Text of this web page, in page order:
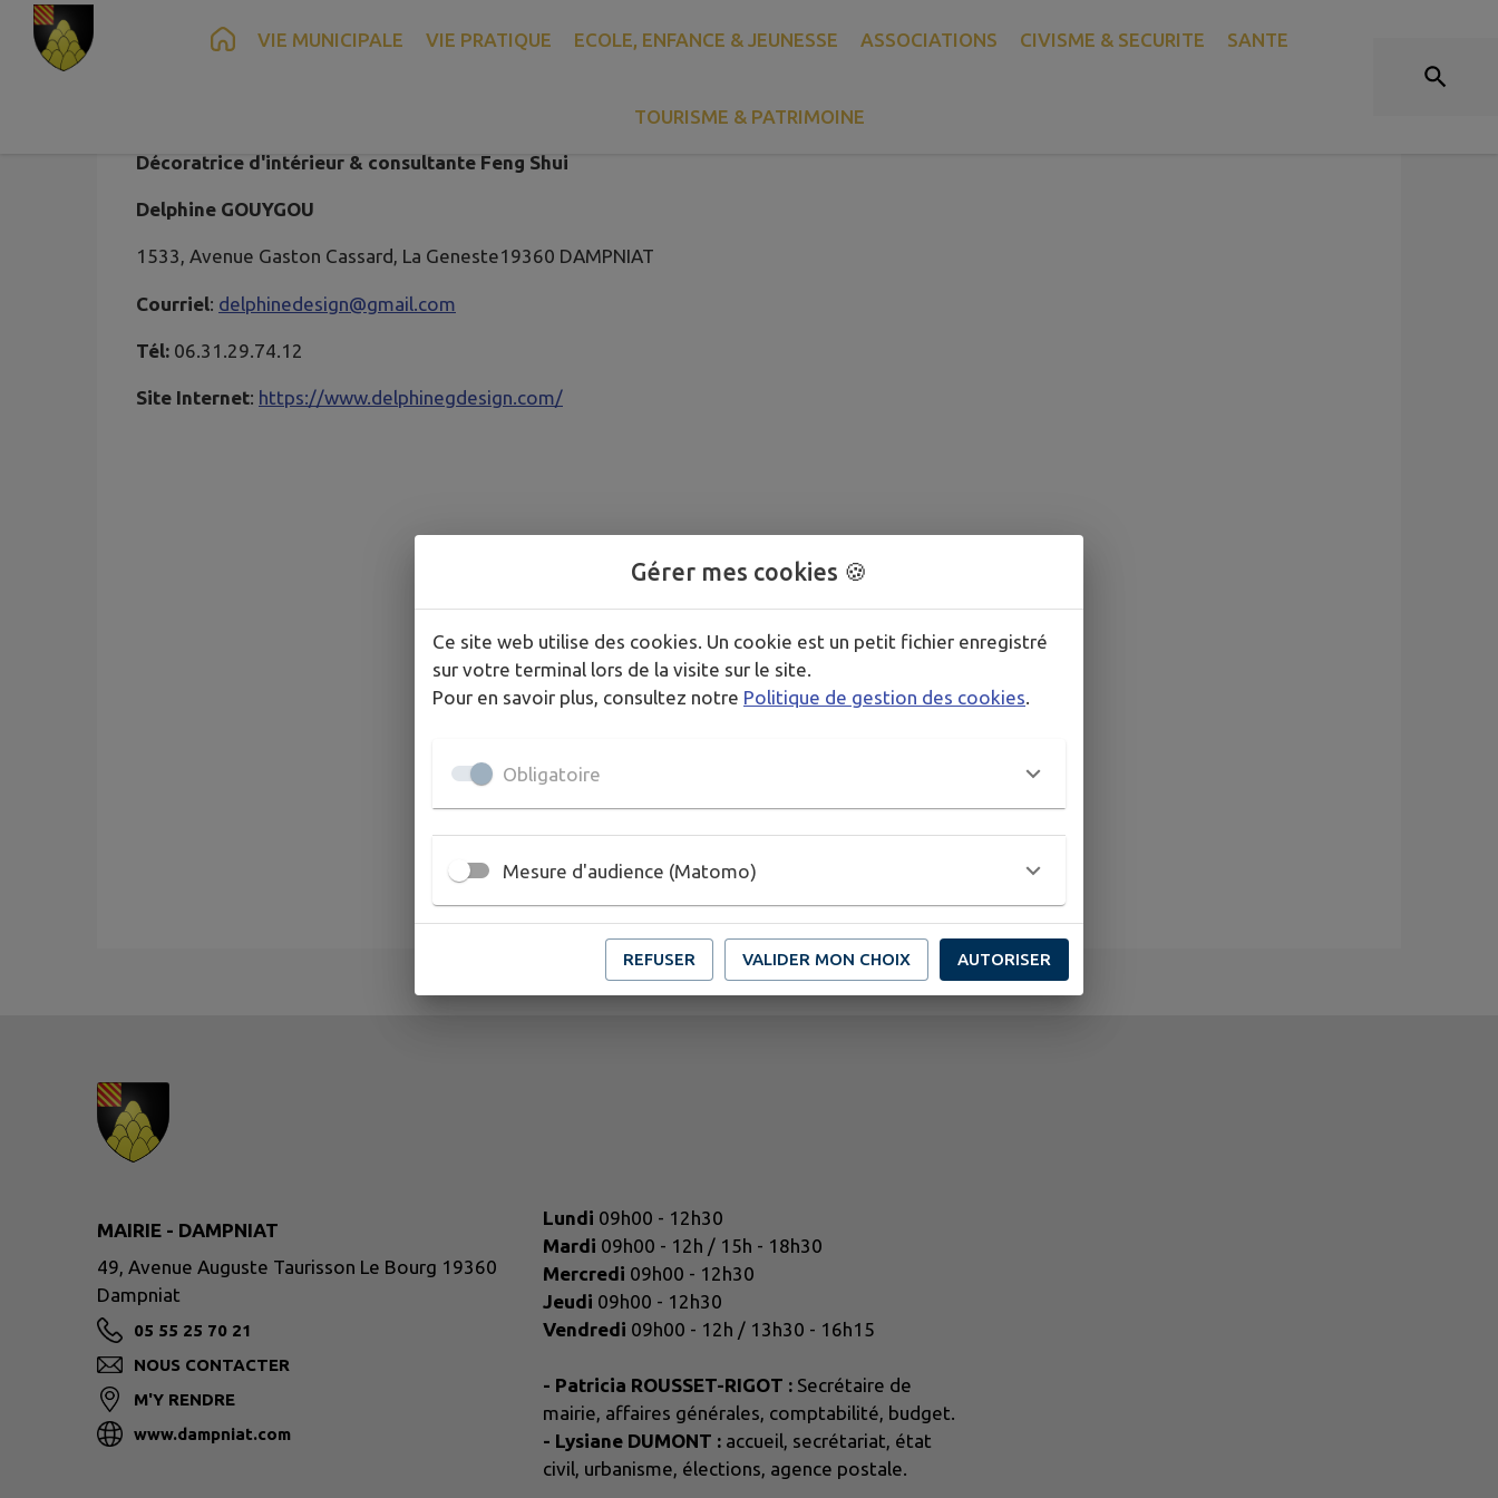
Contenu Recherche Pied de page
VIE MUNICIPALE VIE PRATIQUE ECOLE, ENFANCE & JEUNESSE ASSOCIATIONS CIVISME & SECURITE SANTE
TOURISME & PATRIMOINE
Delphine G Design
Décoratrice d'intérieur & consultante Feng Shui
Delphine GOUYGOU
1533, Avenue Gaston Cassard, La Geneste19360 DAMPNIAT
Courriel: delphinedesign@gmail.com
Tél: 06.31.29.74.12
Site Internet: https://www.delphinegdesign.com/
MAIRIE - DAMPNIAT
49, Avenue Auguste Taurisson Le Bourg 19360
Dampniat
05 55 25 70 21
NOUS CONTACTER
M'Y RENDRE
www.dampniat.com
Lundi 09h00 - 12h30
Mardi 09h00 - 12h / 15h - 18h30
Mercredi 09h00 - 12h30
Jeudi 09h00 - 12h30
Vendredi 09h00 - 12h / 13h30 - 16h15
- Patricia ROUSSET-RIGOT : Secrétaire de
mairie, affaires générales, comptabilité, budget.
- Lysiane DUMONT : accueil, secrétariat, état
civil, urbanisme, élections, agence postale.
Gérer mes cookies 🍪
Ce site web utilise des cookies. Un cookie est un petit fichier enregistré
sur votre terminal lors de la visite sur le site.
Pour en savoir plus, consultez notre Politique de gestion des cookies.
Obligatoire
Mesure d'audience (Matomo)
REFUSER VALIDER MON CHOIX AUTORISER